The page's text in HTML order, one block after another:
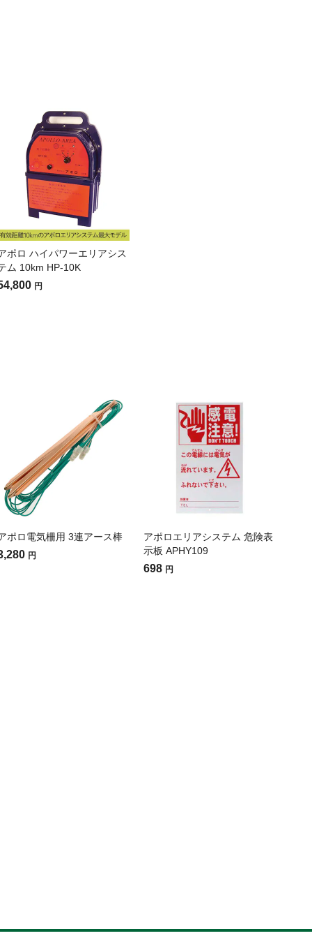
ポロ ハイパワーエリアシス
ム 10km HP-10K
円
ポロ電気柵用 3連アース棒
円
アポロエリアシステム 危険表
示板 APHY109
698 円